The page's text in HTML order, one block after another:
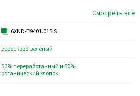
Смотреть все
6XND-T9401.015.S
вересково-зеленый
50% переработанный и 50%
органический хлопок